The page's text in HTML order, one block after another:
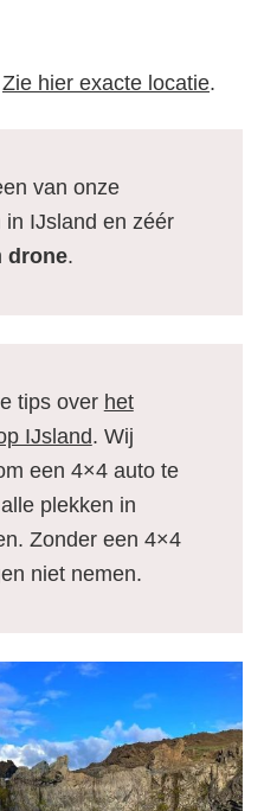
Zie hier exacte locatie.
van onze
IJsland en zéér
drone.
tips over het
IJsland. Wij
een 4×4 auto te
plekken in
Zonder een 4×4
niet nemen.